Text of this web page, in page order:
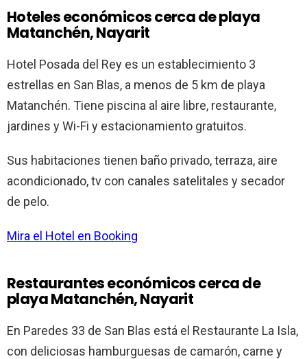
Hoteles económicos cerca de playa
Matanchén, Nayarit
Hotel Posada del Rey es un establecimiento 3
estrellas en San Blas, a menos de 5 km de playa
Matanchén. Tiene piscina al aire libre, restaurante,
jardines y Wi-Fi y estacionamiento gratuitos.
Sus habitaciones tienen baño privado, terraza, aire
acondicionado, tv con canales satelitales y secador
de pelo.
Mira el Hotel en Booking
Restaurantes económicos cerca de
playa Matanchén, Nayarit
En Paredes 33 de San Blas está el Restaurante La Isla,
con deliciosas hamburguesas de camarón, carne y